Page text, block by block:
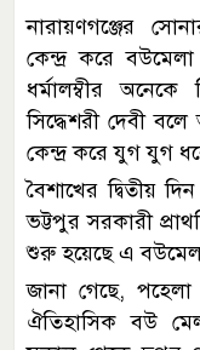
নারায়ণগঞ্জের
কেন্দ্র করে
ধর্মালম্বীর
সিদ্ধেশরী দেবী
কেন্দ্র করে যুগ যুগ
বৈশাখের দ্বিতীয়
ভট্টপুর সরকারী
শুরু হয়েছে এ
জানা গেছে,
ঐতিহাসিক বউ